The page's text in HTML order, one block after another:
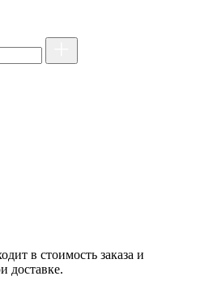
в стоимость заказа и
доставке.